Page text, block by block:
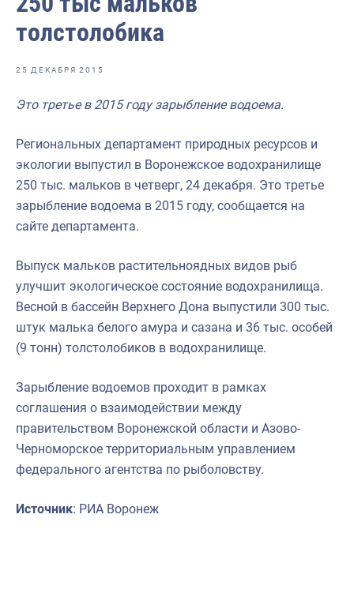
Отраслевые СМИ
Выставки и конференции
Научно-практическая литература
Рыбоохрана России
Инфографика
Большая африканская экспедиция
толстолобика
25 ДЕКАБРЯ 2015
Это третье в 2015 году зарыбление водоема.
Региональных департамент природных ресурсов и
экологии выпустил в Воронежское водохранилище
250 тыс. мальков в четверг, 24 декабря. Это третье
зарыбление водоема в 2015 году, сообщается на
сайте департамента.
Выпуск мальков растительноядных видов рыб
улучшит экологическое состояние водохранилища.
Весной в бассейн Верхнего Дона выпустили 300 тыс.
штук малька белого амура и сазана и 36 тыс. особей
(9 тонн) толстолобиков в водохранилище.
Зарыбление водоемов проходит в рамках
соглашения о взаимодействии между
правительством Воронежской области и Азово-
Черноморское территориальным управлением
федерального агентства по рыболовству.
Источник: РИА Воронеж